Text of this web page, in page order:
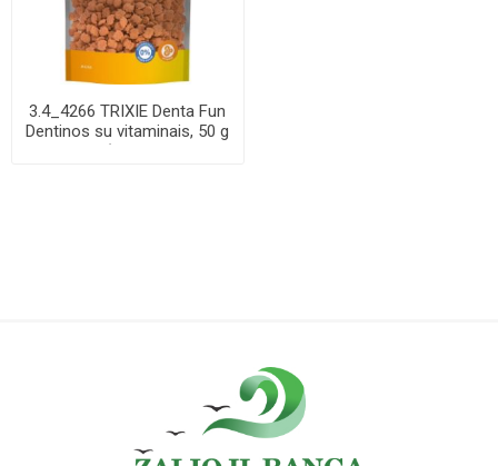
3.4_4266 TRIXIE Denta Fun
Dentinos su vitaminais, 50 g
(pak....